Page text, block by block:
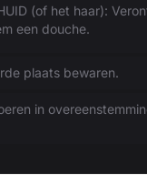
(of het haar):
een douche.
plaats bewaren.
in